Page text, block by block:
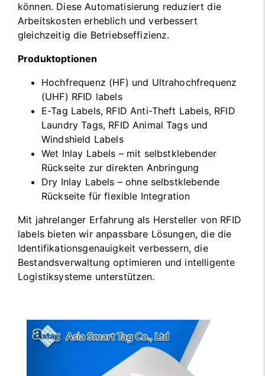
können. Diese Automatisierung reduziert die
Arbeitskosten erheblich und verbessert
gleichzeitig die Betriebseffizienz.
Produktoptionen
Hochfrequenz (HF) und Ultrahochfrequenz
(UHF) RFID labels
E-Tag Labels, RFID Anti-Theft Labels, RFID
Laundry Tags, RFID Animal Tags und
Windshield Labels
Wet Inlay Labels – mit selbstklebender
Rückseite zur direkten Anbringung
Dry Inlay Labels – ohne selbstklebende
Rückseite für flexible Integration
Mit jahrelanger Erfahrung als Hersteller von RFID
labels bieten wir anpassbare Lösungen, die die
Identifikationsgenauigkeit verbessern, die
Bestandsverwaltung optimieren und intelligente
Logistiksysteme unterstützen.